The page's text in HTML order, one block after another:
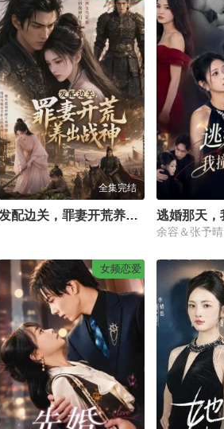
全集完结
发配边关，罪妻开荒养出战神
余容＆张予晴
女频恋爱